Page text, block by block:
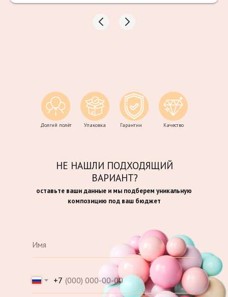
Долгий полёт Упаковка Гарантии Качество
+7
оставьте ваши данные и мы подберем уникальную
композицию под ваш бюджет
НЕ НАШЛИ ПОДХОДЯЩИЙ
ВАРИАНТ?